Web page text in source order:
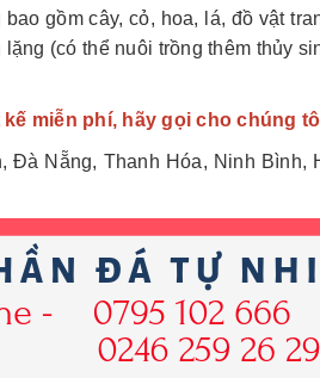
gồm cây, cỏ, hoa, lá, đồ vật
(có thể nuôi trồng thêm thủy
miễn phí, hãy gọi cho chúng
Nẵng, Thanh Hóa, Ninh Bình,